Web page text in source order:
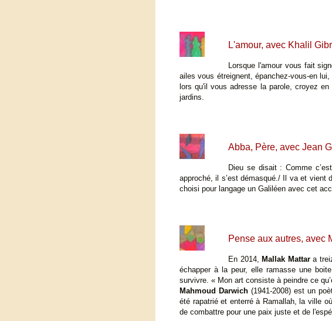
L'amour, avec Khalil
Lorsque l'amour vous fait
ailes vous étreignent, épanchez-vous-en
lors qu'il vous adresse la parole, croyez
jardins.
Abba, Père, avec Jean
Dieu se disait : Comme
approché, il s’est démasqué./ Il va et
choisi pour langage un Galiléen avec cet
Pense aux autres, avec
En 2014, Mallak Mattara
échapper à la peur, elle ramasse une
survivre. « Mon art consiste à peindre ce
Mahmoud Darwich (1941-2008) est un
été rapatrié et enterré à Ramallah, la ville
de combattre pour une paix juste et de